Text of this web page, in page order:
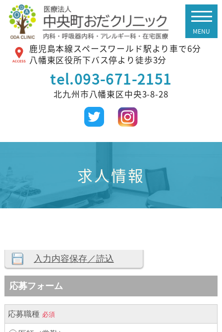
鹿児島本線スペースワールド駅より車で6分
八幡東区役所下バス停より徒歩3分
tel.093-671-2151
北九州市八幡東区中央3-8-28
求人情報